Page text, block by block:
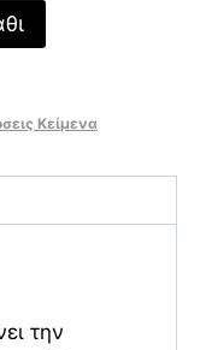
Κείμενα
την